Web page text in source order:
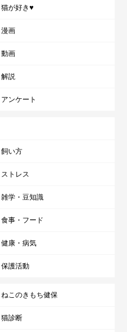
猫が好き♥
漫画
動画
解説
アンケート
飼い方
ストレス
雑学・豆知識
食事・フード
健康・病気
保護活動
ねこのきもち健保
猫診断